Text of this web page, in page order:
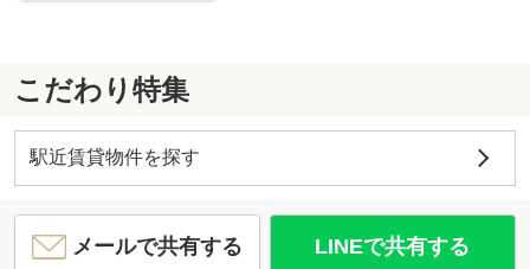
こだわり特集
駅近賃貸物件を探す
メールで共有する LINEで共有する